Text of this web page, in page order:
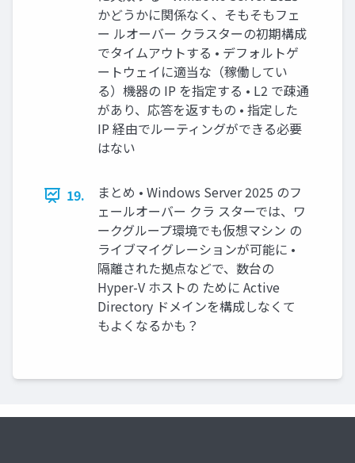
かどうかに関係なく、そもそもフェ
ー ルオーバー クラスターの初期構成
でタイムアウトする • デフォルトゲ
ートウェイに適当な（稼働してい
る）機器の IP を指定する • L2 で疎通
があり、応答を返すもの • 指定した
IP 経由でルーティングができる必要
はない
19.
まとめ • Windows Server 2025 のフ
ェールオーバー クラ スターでは、ワ
ークグループ環境でも仮想マシン の
ライブマイグレーションが可能に •
隔離された拠点などで、数台の
Hyper-V ホストの ために Active
Directory ドメインを構成しなくて
もよくなるかも？